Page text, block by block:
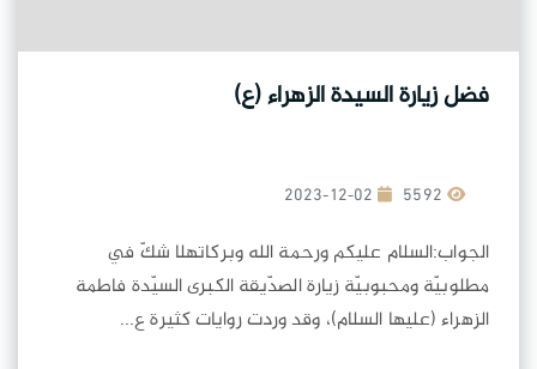
فضل زيارة السيدة الزهراء (ع)
2023-12-02
الجواب:السلام عليكم ورحمة الله وبركاتهلا شكّ في
مطلوبيّة ومحبوبيّة زيارة الصدّيقة الكبرى السيّدة فاطمة
الزهراء (عليها السلام)، وقد وردت روايات كثيرة ع...